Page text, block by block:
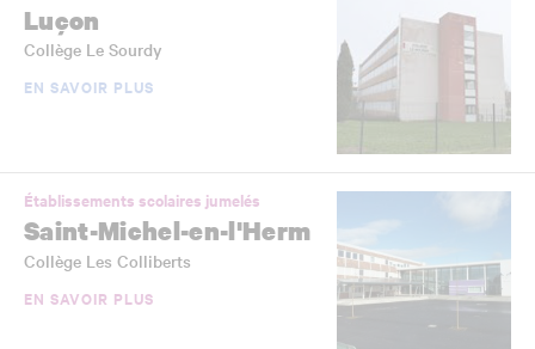
Luçon
Collège Le Sourdy
EN SAVOIR PLUS
Établissements scolaires jumelés
Saint-Michel-en-l'Herm
Collège Les Colliberts
EN SAVOIR PLUS